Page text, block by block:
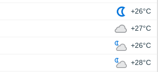
+26°C
+27°C
+26°C
+28°C